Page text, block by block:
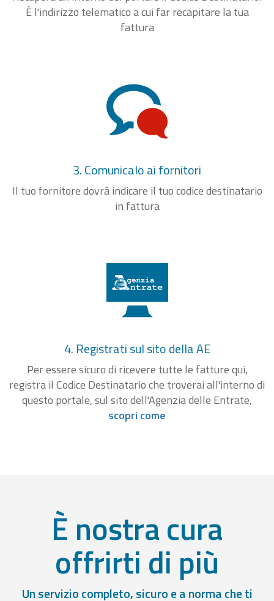
È l'indirizzo telematico a cui far recapitare la tua
fattura
3. Comunicalo ai fornitori
Il tuo fornitore dovrà indicare il tuo codice destinatario
in fattura
4. Registrati sul sito della AE
Per essere sicuro di ricevere tutte le fatture qui,
registra il Codice Destinatario che troverai all'interno di
questo portale, sul sito dell'Agenzia delle Entrate,
scopri come
È nostra cura
offrirti di più
Un servizio completo, sicuro e a norma che ti